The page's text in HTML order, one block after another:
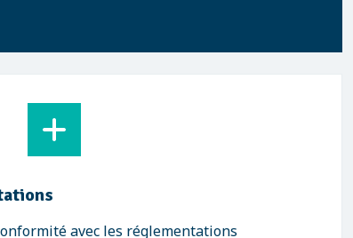
avec les réglementations